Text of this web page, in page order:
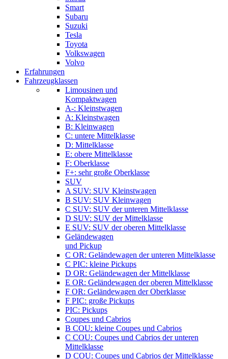
Smart
Subaru
Suzuki
Tesla
Toyota
Volkswagen
Volvo
Erfahrungen
Fahrzeugklassen
Limousinen und
Kompaktwagen
A-: Kleinstwagen
A: Kleinstwagen
B: Kleinwagen
C: untere Mittelklasse
D: Mittelklasse
E: obere Mittelklasse
F: Oberklasse
F+: sehr große Oberklasse
SUV
A SUV: SUV Kleinstwagen
B SUV: SUV Kleinwagen
C SUV: SUV der unteren Mittelklasse
D SUV: SUV der Mittelklasse
E SUV: SUV der oberen Mittelklasse
Geländewagen
und Pickup
C OR: Geländewagen der unteren Mittelklasse
C PIC: kleine Pickups
D OR: Geländewagen der Mittelklasse
E OR: Geländewagen der oberen Mittelklasse
F OR: Geländewagen der Oberklasse
F PIC: große Pickups
PIC: Pickups
Coupes und Cabrios
B COU: kleine Coupes und Cabrios
C COU: Coupes und Cabrios der unteren
Mittelklasse
D COU: Coupes und Cabrios der Mittelklasse